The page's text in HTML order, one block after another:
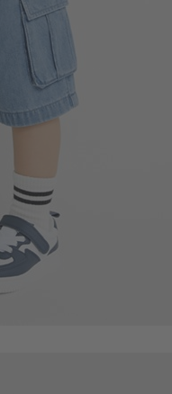
$ 59
$ 399